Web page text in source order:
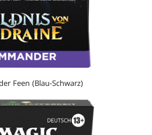
Feen (Blau-Schwarz)